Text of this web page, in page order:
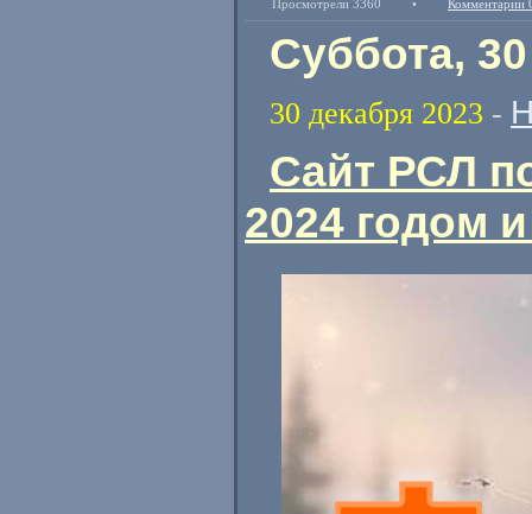
Просмотрели 3360 • Комментарии
Суббота,
30 декабря 2023 -
Сайт РСЛ
2024 годом